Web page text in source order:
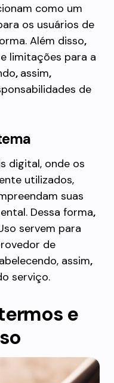
como um
os usuários de
Além disso,
limitações para a
, assim,
de
digital, onde os
utilizados,
suas
Dessa forma,
servem para
de
assim,
serviço.
e